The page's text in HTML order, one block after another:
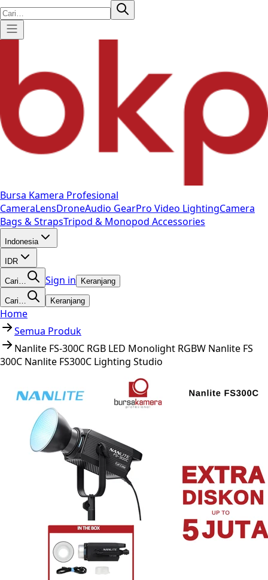
Bursa Kamera Profesional
CameraLensDroneAudio GearPro Video LightingCamera
Bags & StrapsTripod & Monopod Accessories
Indonesia
IDR
Cari… Sign in Keranjang
Cari… Keranjang
Home
Semua Produk
Nanlite FS-300C RGB LED Monolight RGBW Nanlite FS
300C Nanlite FS300C Lighting Studio